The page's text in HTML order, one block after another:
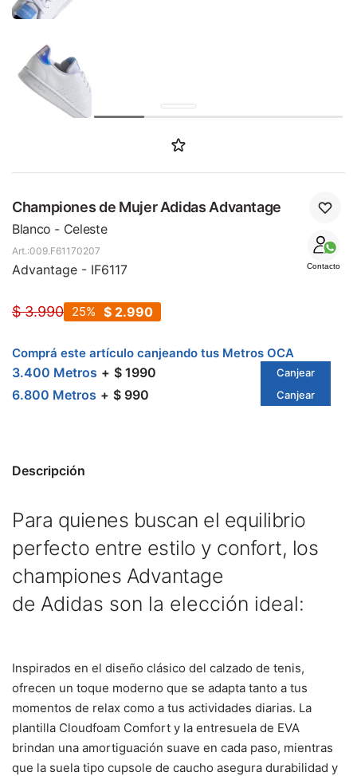
Championes de Mujer Adidas Advantage
Blanco - Celeste
Contacto
009.F61170207
Advantage - IF6117
$ 3.990 $ 2.990
25
Comprá este artículo canjeando tus Metros OCA
3.400 Metros $ 1990 Canjear
6.800 Metros $ 990 Canjear
Descripción
Para quienes buscan el equilibrio
perfecto entre estilo y confort, los
championes Advantage
de Adidas son la elección ideal:
Inspirados en el diseño clásico del calzado de tenis,
ofrecen un toque moderno que se adapta tanto a tus
momentos de relax como a tus actividades diarias. La
plantilla Cloudfoam Comfort y la entresuela de EVA
brindan una amortiguación suave en cada paso, mientras
que la suela tipo cupsole de caucho asegura durabilidad y